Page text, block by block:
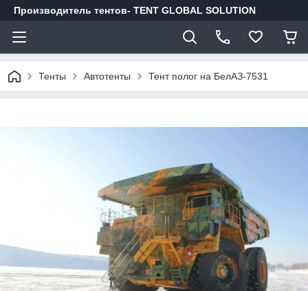
Производитель тентов- TENT GLOBAL SOLUTION
Тенты Автотенты Тент полог на БелАЗ-7531